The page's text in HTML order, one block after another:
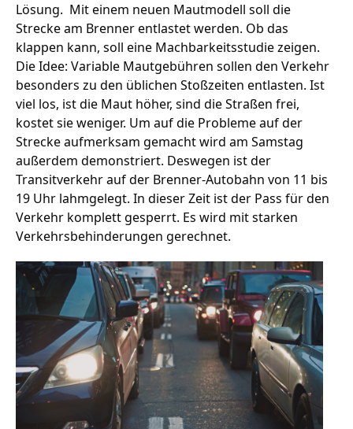
Stellenangebote
Unternehmen
Das geheime Geräusch
Wandern
Amphibienschutz
Team
Programm
Nachgehört
Podcast
Newsletter
Zeit fürs Oberland
Handwerker
Lösung. Mit einem neuen Mautmodell soll die
Strecke am Brenner entlastet werden. Ob das
klappen kann, soll eine Machbarkeitsstudie zeigen.
Die Idee: Variable Mautgebühren sollen den Verkehr
besonders zu den üblichen Stoßzeiten entlasten. Ist
viel los, ist die Maut höher, sind die Straßen frei,
kostet sie weniger. Um auf die Probleme auf der
Strecke aufmerksam gemacht wird am Samstag
außerdem demonstriert. Deswegen ist der
Transitverkehr auf der Brenner-Autobahn von 11 bis
19 Uhr lahmgelegt. In dieser Zeit ist der Pass für den
Verkehr komplett gesperrt. Es wird mit starken
Verkehrsbehinderungen gerechnet.